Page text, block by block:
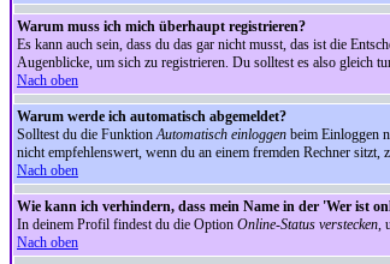
Warum muss ich mich überhaupt registrieren?
Es kann auch sein, dass du das gar nicht musst, das ist die
Augenblicke, um sich zu registrieren. Du solltest es also gleich
Nach oben
Warum werde ich automatisch abgemeldet?
Solltest du die FunktionAutomatisch einloggen beim Einloggen
nicht empfehlenswert, wenn du an einem fremden Rechner
Nach oben
Wie kann ich verhindern, dass mein Name in der 'Wer ist
In deinem Profil findest du die Option Online-Status verstecken,
Nach oben